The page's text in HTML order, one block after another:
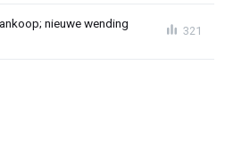
nieuwe wending
321